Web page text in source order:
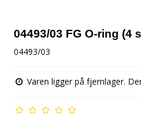
04493/03 FG O-ring (4
04493/03
Varen ligger på fjernlager.